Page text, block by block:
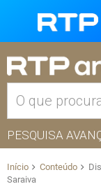
PESQUISA
Início Conteúdo
Saraiva